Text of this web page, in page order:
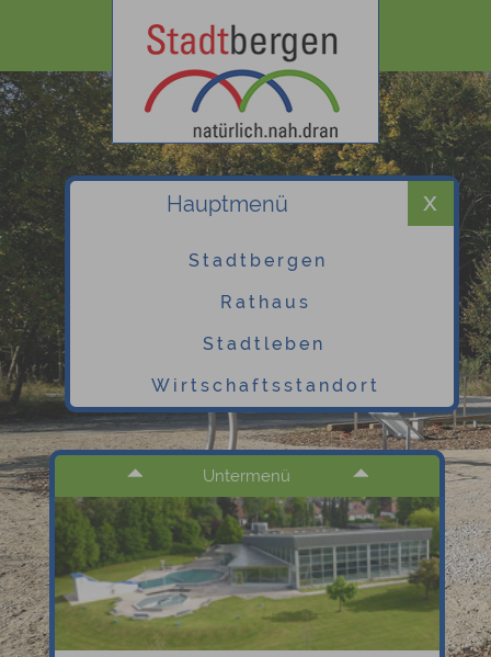
Hauptmenü
Stadtbergen
Rathaus
Stadtleben
Wirtschaftsstandort
Untermenü